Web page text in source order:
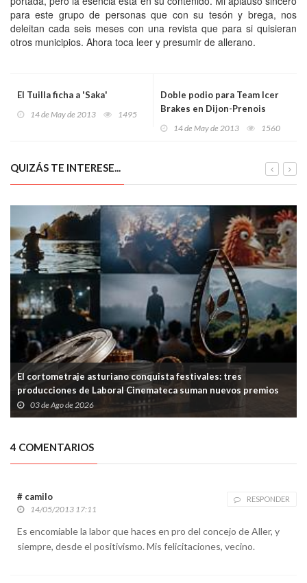
para este grupo de personas que con su tesón y brega, nos
deleitan cada seis meses con una revista que para si quisieran
otros municipios. Ahora toca leer y presumir de allerano.
El Tuilla ficha a 'Saka'
14 de May de 2013 1495
Doble podio para Team Icer
Brakes en Dijon-Prenois
14 de May de 2013 1560
QUIZÁS TE INTERESE...
El cortometraje asturiano conquista festivales: tres
producciones de Laboral Cinemateca suman nuevos premios
03 de Ago de 2026
4 COMENTARIOS
# camilo RESPONDER
14/05/2013 17:11
Es encomiable la labor que haces en pro del concejo de Aller, y
siempre, desde el positivismo. Mis felicitaciones, vecino.